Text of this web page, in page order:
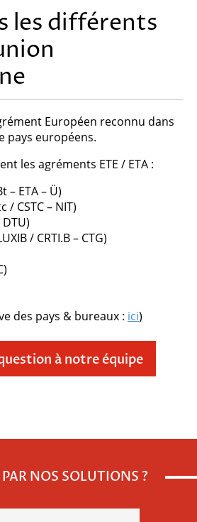
les différents
Européen reconnu dans
pays européens.
les agréments ETE / ETA :
– ETA – Ü)
/ CSTC – NIT)
DTU)
/ CRTI.B – CTG)
des pays & bureaux : ici)
à notre équipe
NOS SOLUTIONS ?